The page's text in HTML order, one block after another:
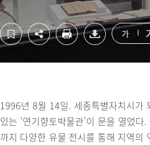
가
1996년 8월 14일. 세종특별자치시가
있는 ‘연기향토박물관’이 문을 열었
까지 다양한 유물 전시를 통해 지역의